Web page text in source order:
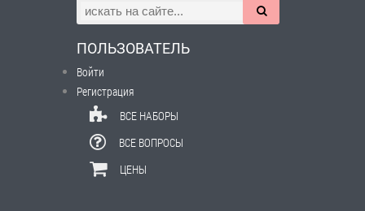
ПОЛЬЗОВАТЕЛЬ
Войти
Регистрация
ВСЕ НАБОРЫ
ВСЕ ВОПРОСЫ
ЦЕНЫ